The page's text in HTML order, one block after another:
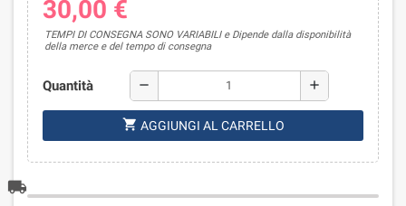
30,00 €
TEMPI DI CONSEGNA SONO VARIABILI e Dipende dalla disponibilità
della merce e del tempo di consegna
Quantità remove add
shopping_cart AGGIUNGI AL CARRELLO
local_shipping